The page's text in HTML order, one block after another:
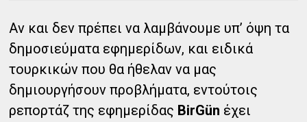
Αν και δεν πρέπει να λαμβάνουμε υπ’ όψη τα
δημοσιεύματα εφημερίδων, και ειδικά
τουρκικών που θα ήθελαν να μας
δημιουργήσουν προβλήματα, εντούτοις
ρεπορτάζ της εφημερίδας BirGün έχει